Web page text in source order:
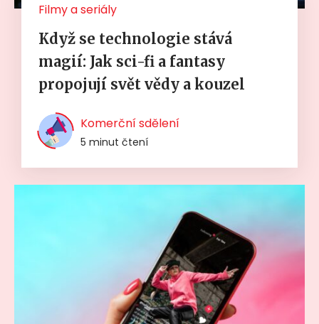
Filmy a seriály
Když se technologie stává
magií: Jak sci-fi a fantasy
propojují svět vědy a kouzel
Komerční sdělení
5 minut čtení